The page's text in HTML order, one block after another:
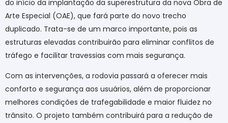
do início da implantação da superestrutura da nova Obra de
Arte Especial (OAE), que fará parte do novo trecho
duplicado. Trata-se de um marco importante, pois as
estruturas elevadas contribuirão para eliminar conflitos de
tráfego e facilitar travessias com mais segurança.
Com as intervenções, a rodovia passará a oferecer mais
conforto e segurança aos usuários, além de proporcionar
melhores condições de trafegabilidade e maior fluidez no
trânsito. O projeto também contribuirá para a redução de